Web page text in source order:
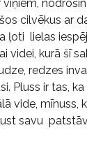
viņiem,
cilvēkus ar
ļoti lielas
videi, kurā šī
redzes
Pluss ir tas,
vide, mīnuss,
savu